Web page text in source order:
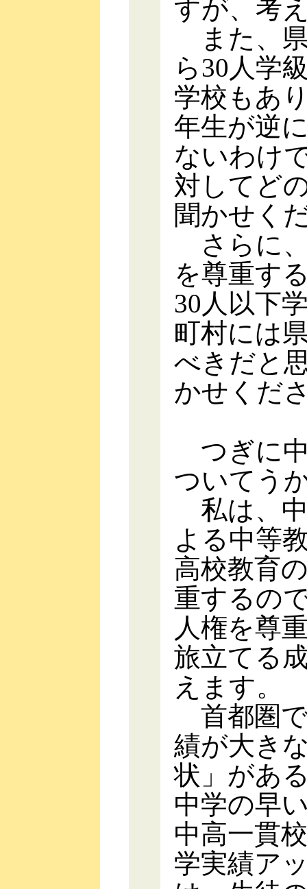
すが、考
また、
ら30人学
学校もあ
年生が逆
ないわけ
対してど
聞かせく
さらに
を尊重す
30人以下
町村には
べきだと
かせくだ
つぎに
ついてう
私は、
よる中等
高校教育
重するの
人権を尊
旅立てる
えます。
首都圏
績が大き
状」があ
中学の早
中高一貫
学実績ア